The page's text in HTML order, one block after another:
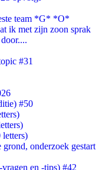
team *G* *O*
ik met zijn zoon sprak
#31
#50
letters)
onderzoek gestart
en -tips) #42